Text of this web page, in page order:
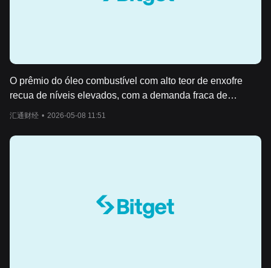
O prêmio do óleo combustível com alto teor de enxofre
recua de níveis elevados, com a demanda fraca de
combustível marítimo a jusante pressionando o mercado à
汇通财经 • 2026-05-08 11:51